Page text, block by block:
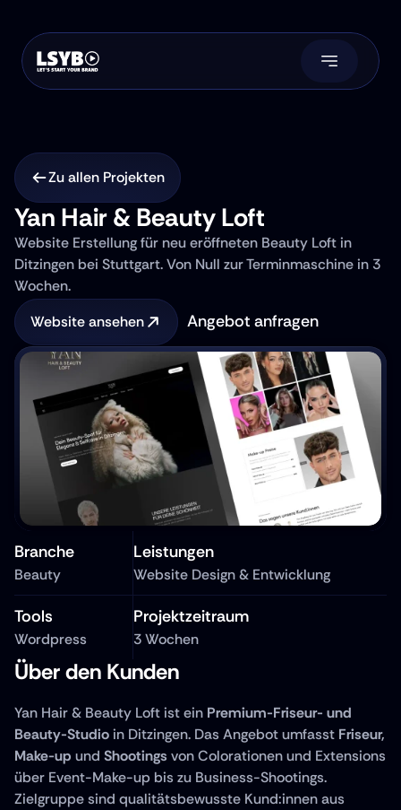
Zu allen Projekten
Yan Hair & Beauty Loft
Website Erstellung für neu eröffneten Beauty Loft in
Ditzingen bei Stuttgart. Von Null zur Terminmaschine in 3
Wochen.
Website ansehen
Angebot anfragen
Branche
Beauty
Leistungen
Website Design & Entwicklung
Tools
Wordpress
Projektzeitraum
3 Wochen
Über den Kunden
Yan Hair & Beauty Loft ist ein Premium-Friseur- und
Beauty-Studio in Ditzingen. Das Angebot umfasst Friseur,
Make-up und Shootings von Colorationen und Extensions
über Event-Make-up bis zu Business-Shootings.